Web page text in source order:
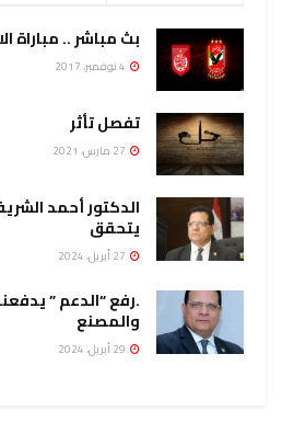
بث مباشر .. مباراة
تفصل تأثر
الدكتور أحمد
يتحقق
.رفع “الدعم ”
والمصنع